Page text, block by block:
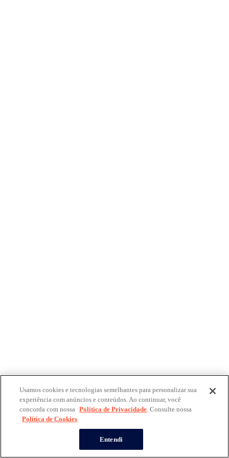
Usamos cookies e tecnologias semelhantes para personalizar sua
experiência com anúncios e conteúdos. Ao continuar, você
concorda com nossa Política de Privacidade. Consulte nossa
Política de Cookies
Entendi